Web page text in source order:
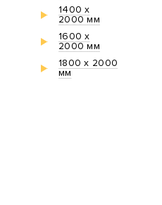
1400 х
2000 мм
1600 х
2000 мм
1800 х 2000
мм